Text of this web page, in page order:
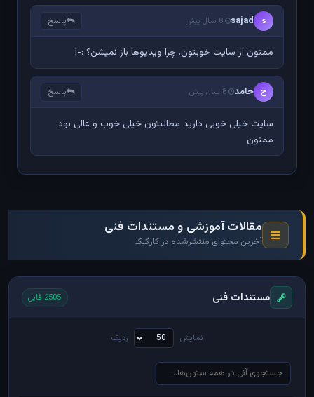
s
sajad 8 سال پیش پاسخ
ممنون از سایت خوبتون. چرا ویدیوها باز نمیشن؟ :-|
ح حامد 8 سال پیش پاسخ
سایت خیلی خوبی دارید مطالبتون خیلی خوب و عالی بود
ممنون
مقالات آموزشی و مستندات فنی
آخرین محتوای منتشرشده در کارگیک
مستندات فنی 2505 فایل
نمایش ردیف